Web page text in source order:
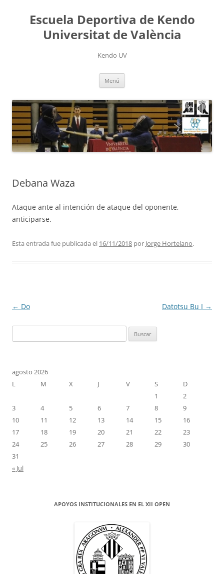
contenidoEscuela Deportiva de Kendo
Universitat de València
Kendo UV
Menú
Debana Waza
Ataque ante al intención de ataque del oponente,
anticiparse.
Esta entrada fue publicada el 16/11/2018 por Jorge Hortelano.
Navegación
← Do Datotsu Bu I →
agosto 2026
L
M X J V S
D
1
2
3
4 5 6 7 8
9
10
11 12 13 14 15
16
17
18 19 20 21 22
23
24
25 26 27 28 29
30
31
« Jul
APOYOS INSTITUCIONALES EN EL XII OPEN